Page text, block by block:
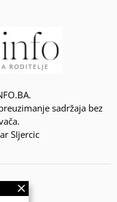
sadržaja bez
SIjercic